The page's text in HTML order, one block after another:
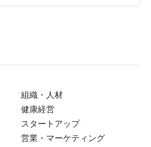
組織・人材
健康経営
スタートアップ
営業・マーケティング